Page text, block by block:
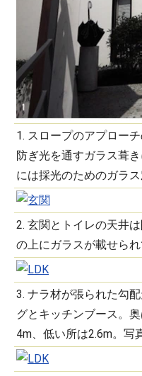
1. スロープのアプロー
防ぎ光を通すガラス葺
には採光のためのガラス
2. 玄関とトイレの天井
の上にガラスが載せら
3. ナラ材が張られた勾
グとキッチンブース。
4m、低い所は2.6m。写